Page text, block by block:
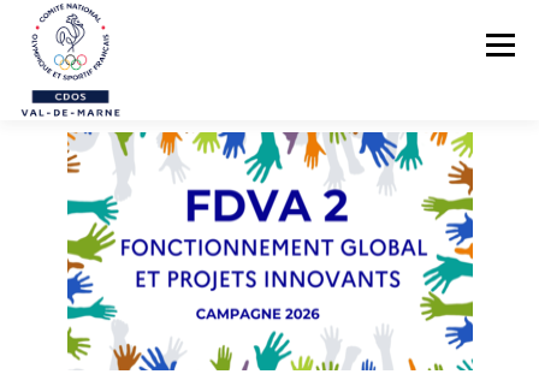
Menu
LE CDOS 94
NOS ACTIONS
PREVENTION DES VIOLENCES
STRUCTUREZ-VOUS !
FORMATIONS